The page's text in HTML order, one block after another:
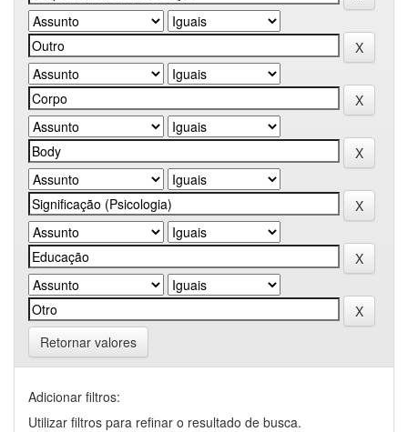
Retornar valores
Adicionar filtros:
Utilizar filtros para refinar o resultado de busca.